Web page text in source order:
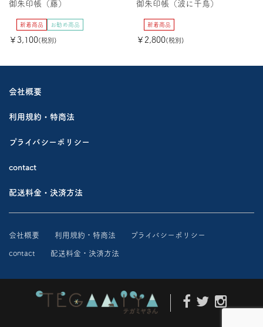
御朱印帳（藤）
新着商品 お勧め商品
￥3,100(税別)
御朱印帳（波に千鳥）
新着商品
￥2,800(税別)
会社概要
利用規約・特商法
プライバシーポリシー
contact
配送料金・決済方法
会社概要 利用規約・特商法 プライバシーポリシー
contact 配送料金・決済方法